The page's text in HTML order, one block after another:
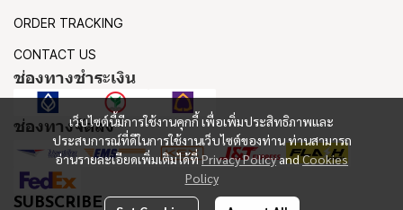
เว็บไซต์นี้มีการใช้งานคุกกี้ เพื่อเพิ่มประสิทธิภาพและ
ประสบการณ์ที่ดีในการใช้งานเว็บไซต์ของท่าน ท่านสามารถ
อ่านรายละเอียดเพิ่มเติมได้ที่Privacy PolicyandCookies
Policy
ORDER TRACKING
CONTACT US
ช่องทางชำระเงิน
ช่องทางจัดส่ง
SUBSCRIBE